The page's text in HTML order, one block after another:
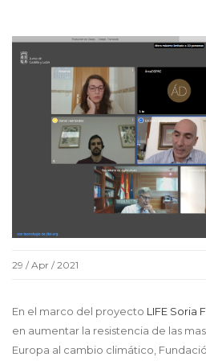
29 / Apr / 2021
En el marco del proyecto LIFE Soria
en aumentar la resistencia de las
Europa al cambio climático,